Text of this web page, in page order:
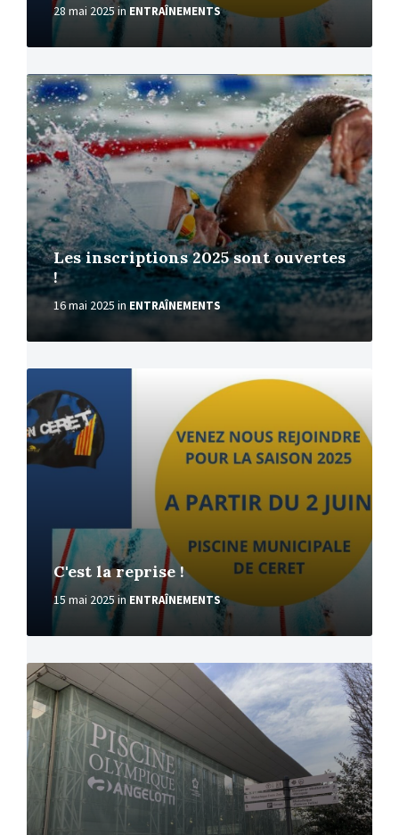
28 mai 2025in ENTRAÎNEMENTS
Les inscriptions 2025 sont ouvertes
!
16 mai 2025 in ENTRAÎNEMENTS
More
C'est la reprise !
15 mai 2025in ENTRAÎNEMENTS
More
More